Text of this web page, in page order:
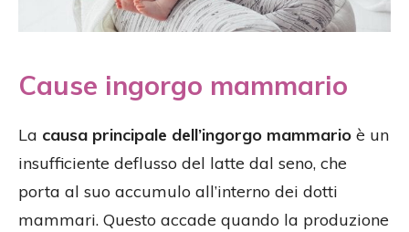
Cause ingorgo mammario
La causa principale dell’ingorgo mammario è un
insufficiente deflusso del latte dal seno, che
porta al suo accumulo all’interno dei dotti
mammari. Questo accade quando la produzione